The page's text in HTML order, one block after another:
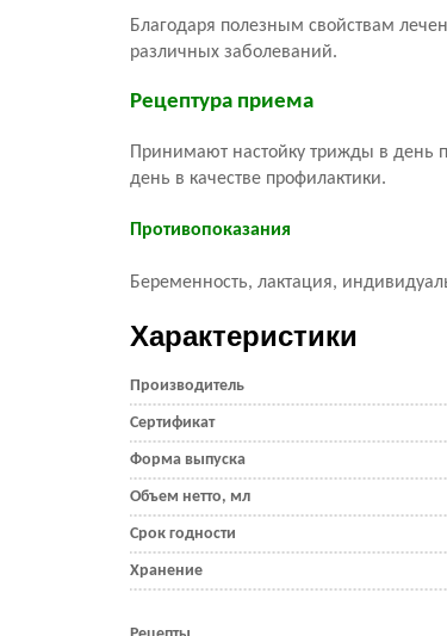
Благодаря полезным свойствам
различных заболеваний.
Рецептура приема
Принимают настойку трижды в день
день в качестве профилактики.
Противопоказания
Беременность, лактация,
Характеристики
Производитель
Сертификат
Форма выпуска
Объем нетто, мл
Срок годности
Хранение